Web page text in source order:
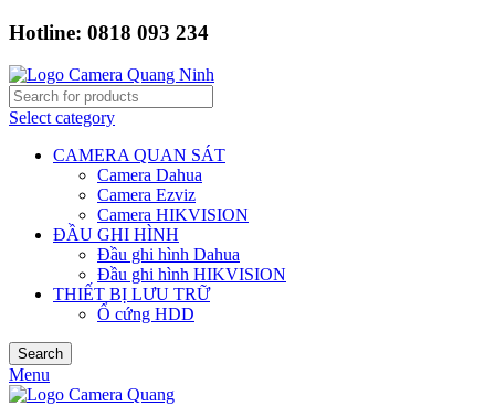
Hotline: 0818 093 234
Select category
CAMERA QUAN SÁT
Camera Dahua
Camera Ezviz
Camera HIKVISION
ĐẦU GHI HÌNH
Đầu ghi hình Dahua
Đầu ghi hình HIKVISION
THIẾT BỊ LƯU TRỮ
Ổ cứng HDD
Search
Menu